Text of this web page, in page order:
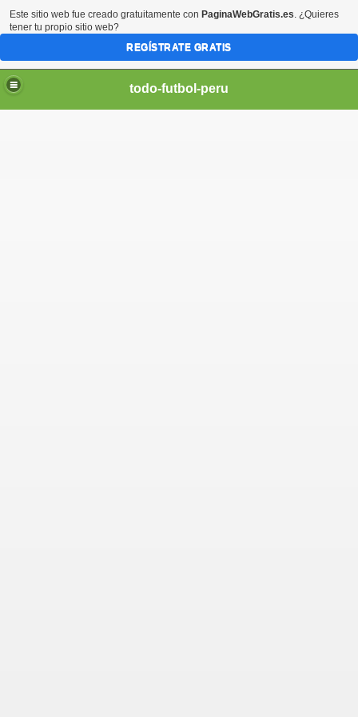
todo-futbol-peru
Este sitio web fue creado gratuitamente con PaginaWebGratis.es. ¿Quieres
tener tu propio sitio web?
REGÍSTRATE GRATIS